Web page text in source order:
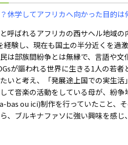
休学してアフリカへ向かった目的は
呼ばれるアフリカの西サヘル地域
経験し、現在も国土の半分近くを過
は部族間紛争とは無縁で、言語や文
が謳われる世界に生きる1人の若
いと考え、「発展途上国での実生活
て音楽の活動をしている母が、紛
bas ou ici)制作を行っていたこと、
、ブルキナファソに強い興味を感